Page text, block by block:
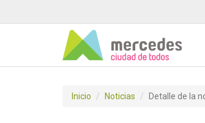
Inicio Noticias Detalle de la